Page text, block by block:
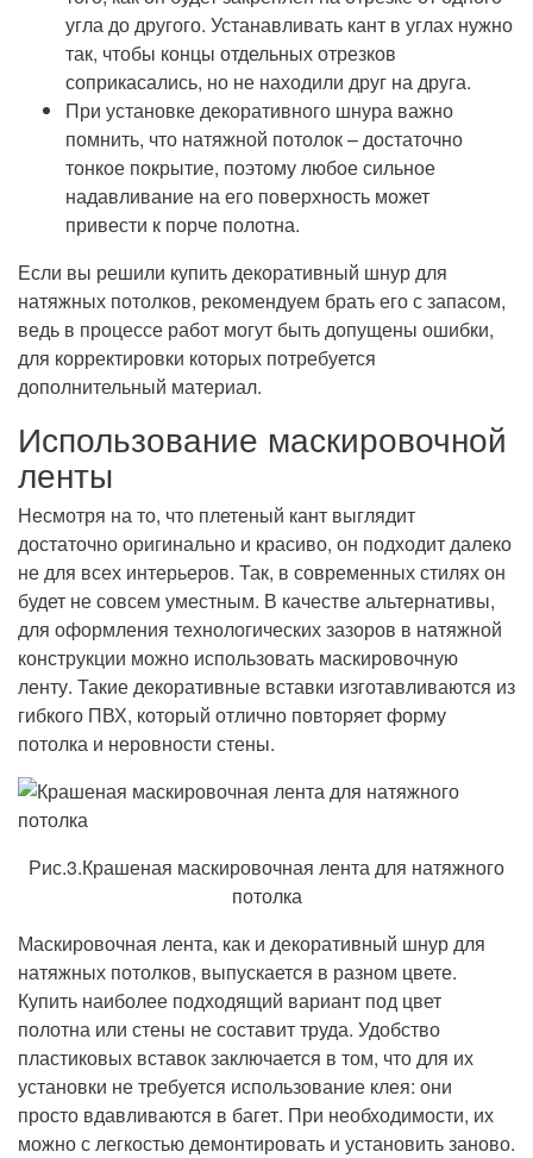
угла до другого. Устанавливать кант в углах нужно
так, чтобы концы отдельных отрезков
соприкасались, но не находили друг на друга.
При установке декоративного шнура важно
помнить, что натяжной потолок – достаточно
тонкое покрытие, поэтому любое сильное
надавливание на его поверхность может
привести к порче полотна.
Если вы решили купить декоративный шнур для
натяжных потолков, рекомендуем брать его с запасом,
ведь в процессе работ могут быть допущены ошибки,
для корректировки которых потребуется
дополнительный материал.
Использование маскировочной
ленты
Несмотря на то, что плетеный кант выглядит
достаточно оригинально и красиво, он подходит далеко
не для всех интерьеров. Так, в современных стилях он
будет не совсем уместным. В качестве альтернативы,
для оформления технологических зазоров в натяжной
конструкции можно использовать маскировочную
ленту. Такие декоративные вставки изготавливаются из
гибкого ПВХ, который отлично повторяет форму
потолка и неровности стены.
Рис.3.Крашеная маскировочная лента для натяжного
потолка
Маскировочная лента, как и декоративный шнур для
натяжных потолков, выпускается в разном цвете.
Купить наиболее подходящий вариант под цвет
полотна или стены не составит труда. Удобство
пластиковых вставок заключается в том, что для их
установки не требуется использование клея: они
просто вдавливаются в багет. При необходимости, их
можно с легкостью демонтировать и установить заново.